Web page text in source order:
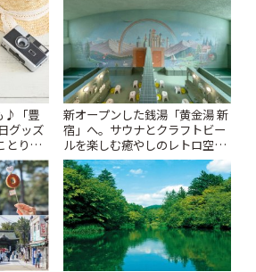
♪「豊
グッズ
とりっ
新オープンした銭湯「黄金湯 新
宿」へ。サウナとクラフトビー
ルを楽しむ癒やしのレトロ空間
| ことりっぷ